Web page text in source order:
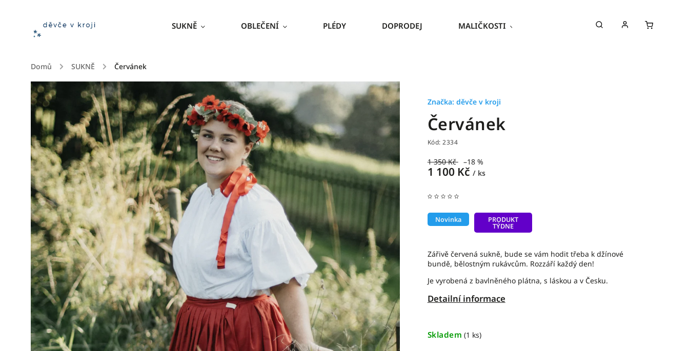
SUKNĚ OBLEČENÍ PLÉDY DOPRODEJ MALIČKOSTI Poukazy
Domů / SUKNĚ / Červánek
Červánek
Kód: 2334
1 350 Kč –18 %
1 100 Kč / ks
Novinka PRODUKT
TÝDNE
Zářivě červená sukně, bude se vám hodit třeba k džínové
bundě, bělostným rukávcům. Rozzáří každý den!
Je vyrobená z bavlněného plátna, s láskou a v Česku.
Detailní informace
Značka: děvče v kroji
Skladem (1 ks)